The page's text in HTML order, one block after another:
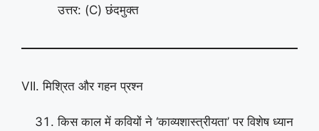
उत्तर: (C) छंदमुक्त
VII. मिश्रित और गहन प्रश्न
किस काल में कवियों ने ‘काव्यशास्त्रीयता’ पर विशेष ध्यान